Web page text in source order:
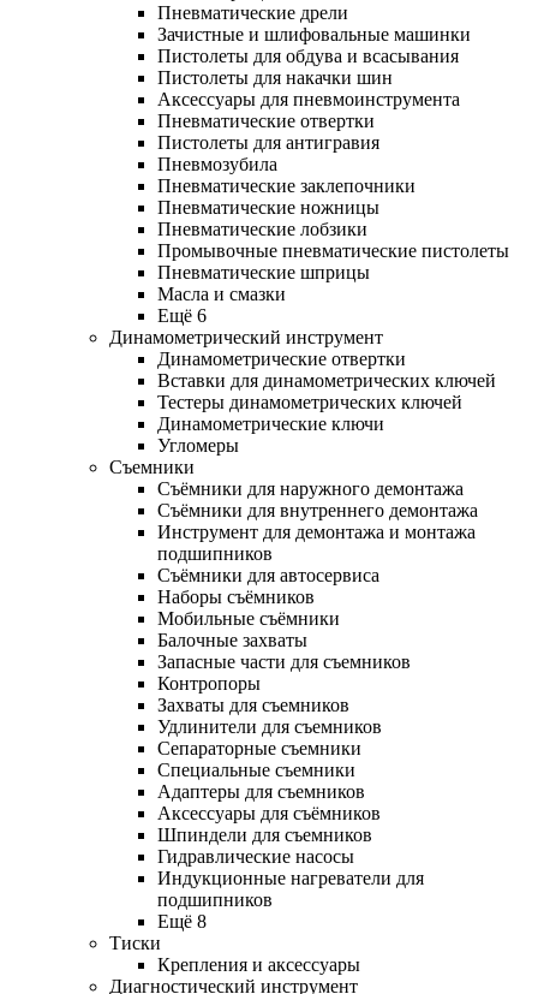
Пневматические дрели
Зачистные и шлифовальные машинки
Пистолеты для обдува и всасывания
Пистолеты для накачки шин
Аксессуары для пневмоинструмента
Пневматические отвертки
Пистолеты для антигравия
Пневмозубила
Пневматические заклепочники
Пневматические ножницы
Пневматические лобзики
Промывочные пневматические пистолеты
Пневматические шприцы
Масла и смазки
Ещё 6
Динамометрический инструмент
Динамометрические отвертки
Вставки для динамометрических ключей
Тестеры динамометрических ключей
Динамометрические ключи
Угломеры
Съемники
Съёмники для наружного демонтажа
Съёмники для внутреннего демонтажа
Инструмент для демонтажа и монтажа
подшипников
Съёмники для автосервиса
Наборы съёмников
Мобильные съёмники
Балочные захваты
Запасные части для съемников
Контропоры
Захваты для съемников
Удлинители для съемников
Сепараторные съемники
Специальные съемники
Адаптеры для съемников
Аксессуары для съёмников
Шпиндели для съемников
Гидравлические насосы
Индукционные нагреватели для
подшипников
Ещё 8
Тиски
Крепления и аксессуары
Диагностический инструмент